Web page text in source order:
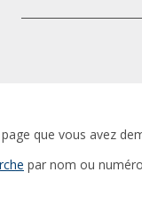
que vous avez
par nom ou